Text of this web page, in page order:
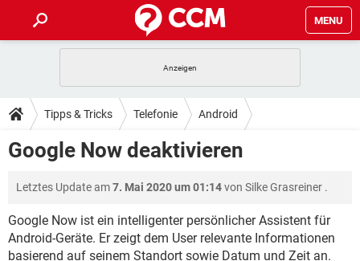
MENU
ANDROID IOS
WINDOWS 10 INSTAGRAM
TIPPS & TRICKS
SPIELE STREAMING
ANDROID IOS
WINDOWS 10 INSTAGRAM
WHATSAPP TIKTOK
FACEBOOK HARDWARE
DOWNLOADS
WINDOWS 10 INSTAGRAM
WHATSAPP TIKTOK
FORUM
SPIELE STREAMING
ANDROID IOS
LEXIKON
SPIELE STREAMING
Tipps & Tricks Telefonie Android
Google Now deaktivieren
Letztes Update am7. Mai 2020 um 01:14von Silke Grasreiner .
Google Now ist ein intelligenter persönlicher Assistent für
Android-Geräte. Er zeigt dem User relevante Informationen
basierend auf seinem Standort sowie Datum und Zeit an.